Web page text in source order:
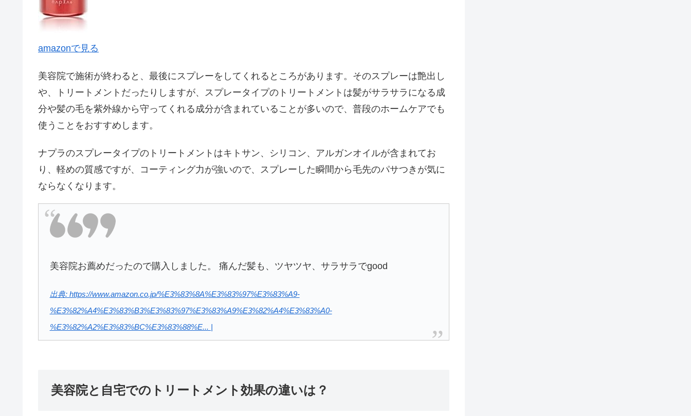
amazonで見る
美容院で施術が終わると、最後にスプレーをしてくれるところがあります。そのスプレーは艶出し
や、トリートメントだったりしますが、スプレータイプのトリートメントは髪がサラサラになる成
分や髪の毛を紫外線から守ってくれる成分が含まれていることが多いので、普段のホームケアでも
使うことをおすすめします。
ナプラのスプレータイプのトリートメントはキトサン、シリコン、アルガンオイルが含まれてお
り、軽めの質感ですが、コーティング力が強いので、スプレーした瞬間から毛先のパサつきが気に
ならなくなります。
美容院お薦めだったので購入しました。 痛んだ髪も、ツヤツヤ、サラサラでgood
出典: https://www.amazon.co.jp/%E3%83%8A%E3%83%97%E3%83%A9-
%E3%82%A4%E3%83%B3%E3%83%97%E3%83%A9%E3%82%A4%E3%83%A0-
%E3%82%A2%E3%83%BC%E3%83%88%E... |
美容院と自宅でのトリートメント効果の違いは？